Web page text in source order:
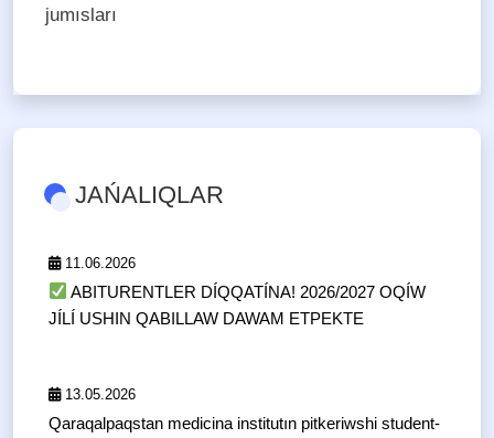
jumısları
JAŃALIQLAR
11.06.2026
ABITURENTLER DÍQQATÍNA! 2026/2027 OQÍW
JÍLÍ USHIN QABILLAW DAWAM ETPEKTE
13.05.2026
Qaraqalpaqstan medicina institutın pitkeriwshi student-